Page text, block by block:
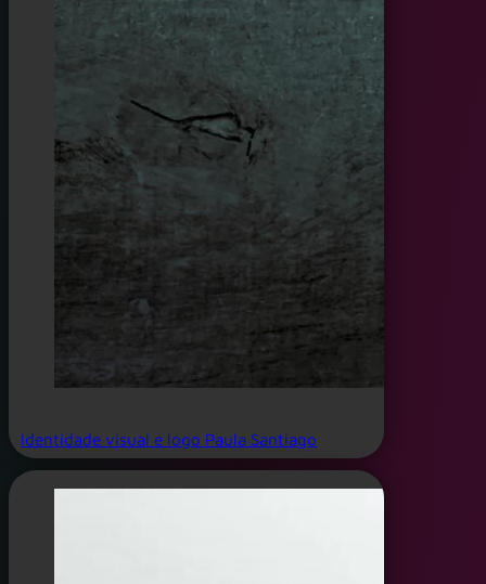
Identidade visual e logo Paula Santiago